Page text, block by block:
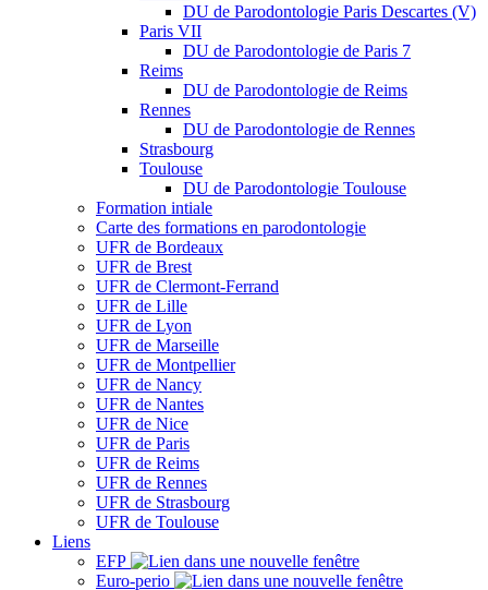
DU de Parodontologie Paris Descartes (V)
Paris VII
DU de Parodontologie de Paris 7
Reims
DU de Parodontologie de Reims
Rennes
DU de Parodontologie de Rennes
Strasbourg
Toulouse
DU de Parodontologie Toulouse
Formation intiale
Carte des formations en parodontologie
UFR de Bordeaux
UFR de Brest
UFR de Clermont-Ferrand
UFR de Lille
UFR de Lyon
UFR de Marseille
UFR de Montpellier
UFR de Nancy
UFR de Nantes
UFR de Nice
UFR de Paris
UFR de Reims
UFR de Rennes
UFR de Strasbourg
UFR de Toulouse
Liens
EFP
Euro-perio